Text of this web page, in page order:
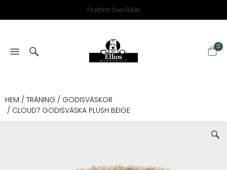
Fraktfritt över 800kr
0
HEM / TRÄNING / GODISVÄSKOR
/ CLOUD7 GODISVÄSKA PLUSH BEIGE